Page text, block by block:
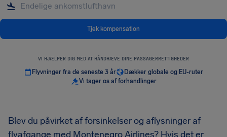
Tjek kompensation
VI HJÆLPER DIG MED AT HÅNDHÆVE DINE PASSAGERRETTIGHEDER
Flyvninger fra de seneste 3 år
Dækker globale og EU-ruter
Vi tager os af forhandlinger
Blev du påvirket af forsinkelser og aflysninger af
flyafgange med Montenegro Airlines? Hvis det er